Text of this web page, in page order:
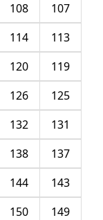
107
108
113
114
119
120
125
126
131
132
137
138
143
144
149
150